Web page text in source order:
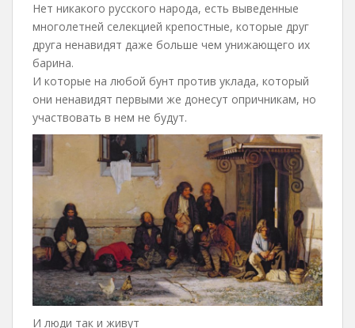
Нет никакого русского народа, есть выведенные
многолетней селекцией крепостные, которые друг
друга ненавидят даже больше чем унижающего их
барина.
И которые на любой бунт против уклада, который
они ненавидят первыми же донесут опричникам, но
участвовать в нем не будут.
И люди так и живут